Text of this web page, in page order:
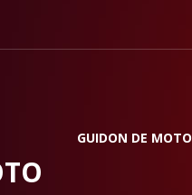
GUIDON DE MOTO